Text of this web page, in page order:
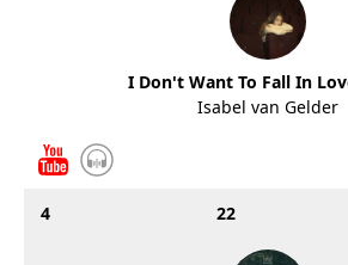
I Don't Want To Fall In
Isabel van Gelder
4 22